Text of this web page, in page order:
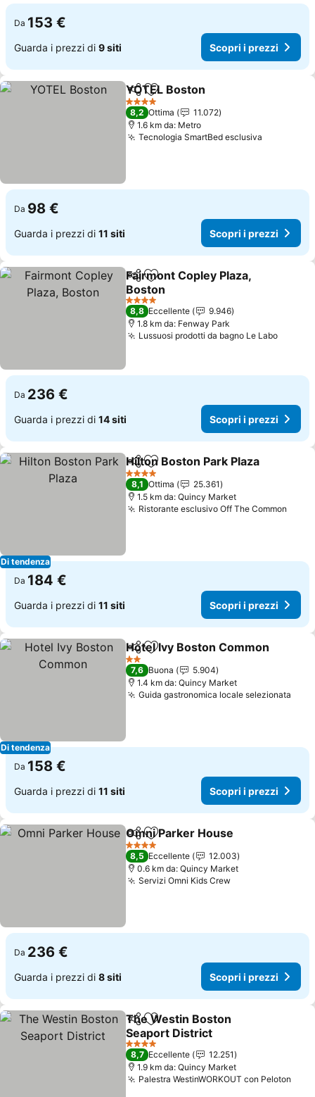
Da 153 €
Guarda i prezzi di 9 siti Scopri i prezzi
CondividiAggiungi ai preferiti
YOTEL Boston
4 Stelle
8,2 Ottima
11.072
1.6 km da: Metro
Tecnologia SmartBed esclusiva
Da 98 €
Guarda i prezzi di 11 siti Scopri i prezzi
CondividiAggiungi ai preferiti
Fairmont Copley Plaza,
Boston
4 Stelle
8,8 Eccellente
9.946
1.8 km da: Fenway Park
Lussuosi prodotti da bagno Le Labo
Da 236 €
Guarda i prezzi di 14 siti Scopri i prezzi
Di tendenza
CondividiAggiungi ai preferiti
Hilton Boston Park Plaza
4 Stelle
8,1 Ottima
25.361
1.5 km da: Quincy Market
Ristorante esclusivo Off The Common
Da 184 €
Guarda i prezzi di 11 siti Scopri i prezzi
Di tendenza
CondividiAggiungi ai preferiti
Hotel Ivy Boston Common
2 Stelle
7,6 Buona
5.904
1.4 km da: Quincy Market
Guida gastronomica locale selezionata
Da 158 €
Guarda i prezzi di 11 siti Scopri i prezzi
CondividiAggiungi ai preferiti
Omni Parker House
4 Stelle
8,5 Eccellente
12.003
0.6 km da: Quincy Market
Servizi Omni Kids Crew
Da 236 €
Guarda i prezzi di 8 siti Scopri i prezzi
CondividiAggiungi ai preferiti
The Westin Boston
Seaport District
4 Stelle
8,7 Eccellente
12.251
1.9 km da: Quincy Market
Palestra WestinWORKOUT con Peloton